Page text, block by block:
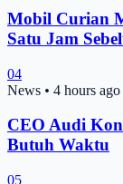
Mobil Curian
Satu Jam
04
News • 4 hours ago
CEO Audi
Butuh Waktu
05